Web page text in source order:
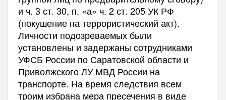
и ч. 3 ст. 30, п. «а» ч. 2 ст. 205 УК РФ
(покушение на террористический акт).
Личности подозреваемых были
установлены и задержаны сотрудниками
УФСБ России по Саратовской области и
Приволжского ЛУ МВД России на
транспорте. На время следствия всем
троим избрана мера пресечения в виде